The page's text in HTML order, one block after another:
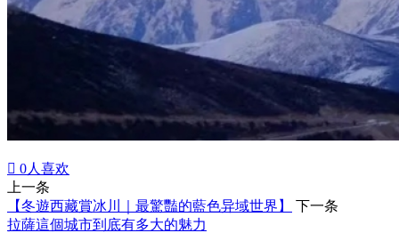
 0人喜欢
上一条
【冬遊西藏賞冰川｜最驚豔的藍色异域世界】
下一条
拉薩這個城市到底有多大的魅力